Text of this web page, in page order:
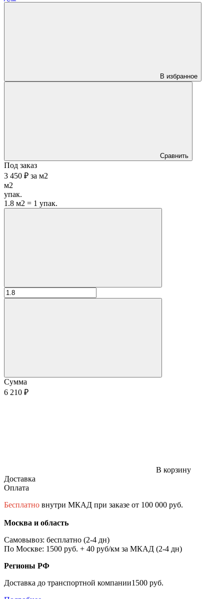
В избранное
Сравнить
Под заказ
3 450 ₽ за м2
м2
упак.
1.8 м2 = 1 упак.
Сумма
6 210 ₽
В корзину
Доставка
Оплата
Бесплатно внутри МКАД при заказе от 100 000 руб.
Москва и область
Самовывоз: бесплатно (2-4 дн)
По Москве: 1500 руб. + 40 руб/км за МКАД (2-4 дн)
Регионы РФ
Доставка до транспортной компании1500 руб.